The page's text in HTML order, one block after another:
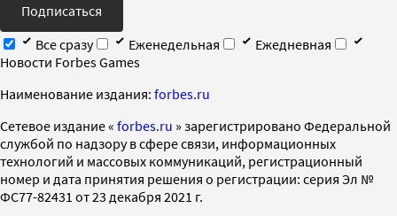
Подписаться
Все сразу
Еженедельная
Ежедневная
Новости Forbes Games
Наименование издания: forbes.ru
Cетевое издание « forbes.ru » зарегистрировано Федеральной
службой по надзору в сфере связи, информационных
технологий и массовых коммуникаций, регистрационный
номер и дата принятия решения о регистрации: серия Эл №
ФС77-82431 от 23 декабря 2021 г.